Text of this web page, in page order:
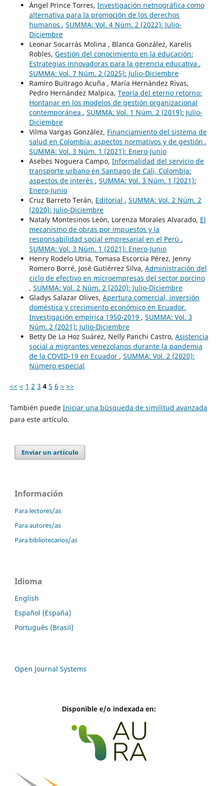
Ángel Prince Torres, Investigación netnográfica como
alternativa para la promoción de los derechos
humanos , SUMMA: Vol. 4 Núm. 2 (2022): Julio-
Diciembre
Leonar Socarrás Molina , Blanca González, Karelis
Robles, Gestión del conocimiento en la educación:
Estrategias innovadoras para la gerencia educativa ,
SUMMA: Vol. 7 Núm. 2 (2025): Julio-Diciembre
Ramiro Buitrago Acuña , María Hernández Rivas,
Pedro Hernández Malpica, Teoría del eterno retorno:
Hontanar en los modelos de gestión organizacional
contemporánea , SUMMA: Vol. 1 Núm. 2 (2019): Julio-
Diciembre
Vilma Vargas González, Financiamiento del sistema de
salud en Colombia: aspectos normativos y de gestión ,
SUMMA: Vol. 3 Núm. 1 (2021): Enero-Junio
Asebes Noguera Campo, Informalidad del servicio de
transporte urbano en Santiago de Cali, Colombia:
aspectos de interés , SUMMA: Vol. 3 Núm. 1 (2021):
Enero-Junio
Cruz Barreto Terán, Editorial , SUMMA: Vol. 2 Núm. 2
(2020): Julio-Diciembre
Nataly Montesinos León, Lorenza Morales Alvarado, El
mecanismo de obras por impuestos y la
responsabilidad social empresarial en el Perú ,
SUMMA: Vol. 3 Núm. 1 (2021): Enero-Junio
Henry Rodelo Utria, Tomasa Escorcia Pérez, Jenny
Romero Borré, José Gutiérrez Silva, Administración del
ciclo de efectivo en microempresas del sector porcino
, SUMMA: Vol. 2 Núm. 2 (2020): Julio-Diciembre
Gladys Salazar Olives, Apertura comercial, inversión
doméstica y crecimiento económico en Ecuador.
Investigación empírica 1950-2019 , SUMMA: Vol. 3
Núm. 2 (2021): Julio-Diciembre
Betty De La Hoz Suárez, Nelly Panchi Castro, Asistencia
social a migrantes venezolanos durante la pandemia
de la COVID-19 en Ecuador , SUMMA: Vol. 2 (2020):
Número especial
<< < 1 2 3 4 5 6 > >>
También puede Iniciar una búsqueda de similitud avanzada
para este artículo.
Enviar un artículo
Información
Para lectores/as
Para autores/as
Para bibliotecarios/as
Idioma
English
Español (España)
Português (Brasil)
Open Journal Systems
Disponible e/o indexada en: